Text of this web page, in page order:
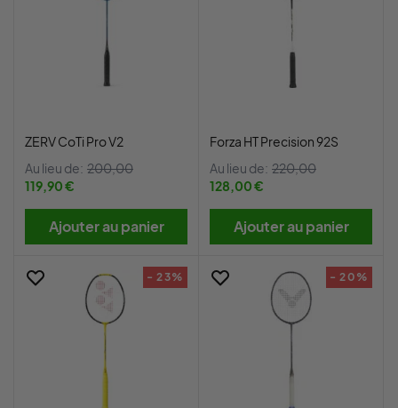
ZERV CoTi Pro V2
Au lieu de: 200,00
119,90 €
Ajouter au panier
Forza HT Precision 92S
Au lieu de: 220,00
128,00 €
Ajouter au panier
- 23% - 20%